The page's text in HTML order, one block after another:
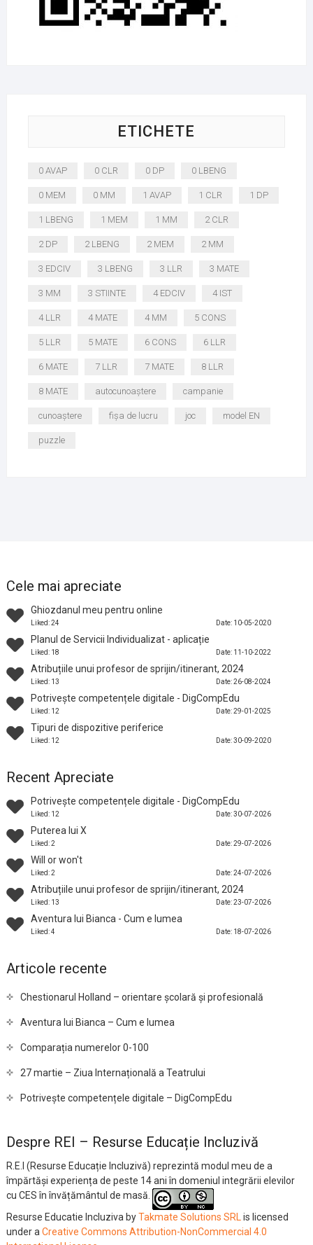
ETICHETE
0 AVAP 0 CLR 0 DP 0 LBENG
0 MEM 0 MM 1 AVAP 1 CLR 1 DP
1 LBENG 1 MEM 1 MM 2 CLR
2 DP 2 LBENG 2 MEM 2 MM
3 EDCIV 3 LBENG 3 LLR 3 MATE
3 MM 3 STIINTE 4 EDCIV 4 IST
4 LLR 4 MATE 4 MM 5 CONS
5 LLR 5 MATE 6 CONS 6 LLR
6 MATE 7 LLR 7 MATE 8 LLR
8 MATE autocunoaștere campanie
cunoaștere fișa de lucru joc model EN
puzzle
Cele mai apreciate
Ghiozdanul meu pentru online
Liked: 24 Date: 10-05-2020
Planul de Servicii Individualizat - aplicație
Liked: 18 Date: 11-10-2022
Atribuțiile unui profesor de sprijin/itinerant, 2024
Liked: 13 Date: 26-08-2024
Potrivește competențele digitale - DigCompEdu
Liked: 12 Date: 29-01-2025
Tipuri de dispozitive periferice
Liked: 12 Date: 30-09-2020
Recent Apreciate
Potrivește competențele digitale - DigCompEdu
Liked: 12 Date: 30-07-2026
Puterea lui X
Liked: 2 Date: 29-07-2026
Will or won't
Liked: 2 Date: 24-07-2026
Atribuțiile unui profesor de sprijin/itinerant, 2024
Liked: 13 Date: 23-07-2026
Aventura lui Bianca - Cum e lumea
Liked: 4 Date: 18-07-2026
Articole recente
Chestionarul Holland – orientare școlară și profesională
Aventura lui Bianca – Cum e lumea
Comparația numerelor 0-100
27 martie – Ziua Internațională a Teatrului
Potrivește competențele digitale – DigCompEdu
Despre REI – Resurse Educație Incluzivă
R.E.I (Resurse Educație Incluzivă) reprezintă modul meu de a
împărtăși experiența de peste 14 ani în domeniul integrării elevilor
cu CES în învățământul de masă.
Resurse Educatie IncluzivabyTakmate Solutions SRLis licensed
under aCreative Commons Attribution-NonCommercial 4.0